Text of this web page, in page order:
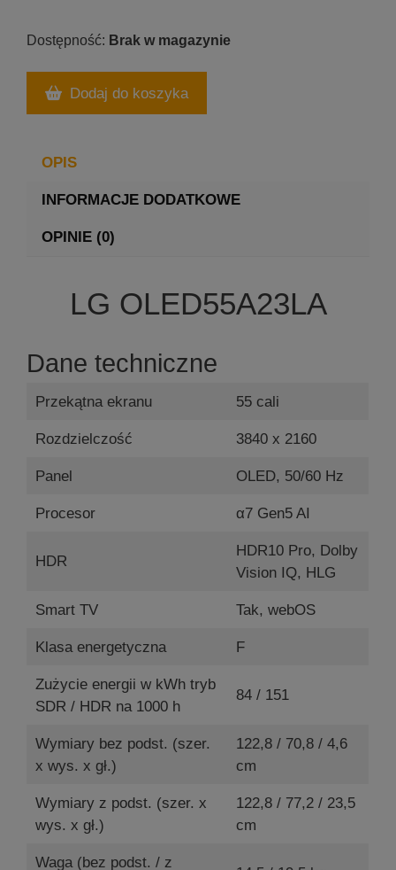
Brak w magazynie
Dodaj do koszyka
OPIS
INFORMACJE DODATKOWE
OPINIE (0)
LG OLED55A23LA
Dane techniczne
Przekątna ekranu 55 cali
Rozdzielczość 3840 x 2160
Panel OLED, 50/60 Hz
Procesor α7 Gen5 AI
HDR
HDR10 Pro, Dolby
Vision IQ, HLG
Smart TV Tak, webOS
Klasa energetyczna F
Zużycie energii w kWh tryb
SDR / HDR na 1000 h
84 / 151
Wymiary bez podst. (szer.
x wys. x gł.)
122,8 / 70,8 / 4,6
cm
Wymiary z podst. (szer. x
wys. x gł.)
122,8 / 77,2 / 23,5
cm
Waga (bez podst. / z